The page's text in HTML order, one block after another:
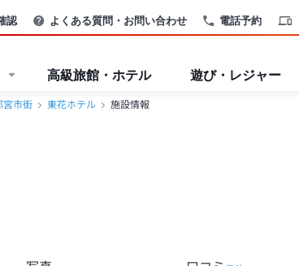
電話予約
認 よくある質問・お問い合わせ
高級旅館・ホテル 遊び・レジャー
宮市街 東花ホテル 施設情報